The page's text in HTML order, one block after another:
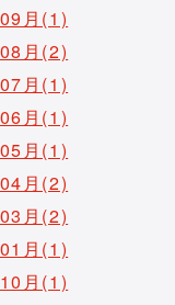
月(1)
月(2)
月(1)
月(1)
月(1)
月(2)
月(2)
月(1)
月(1)